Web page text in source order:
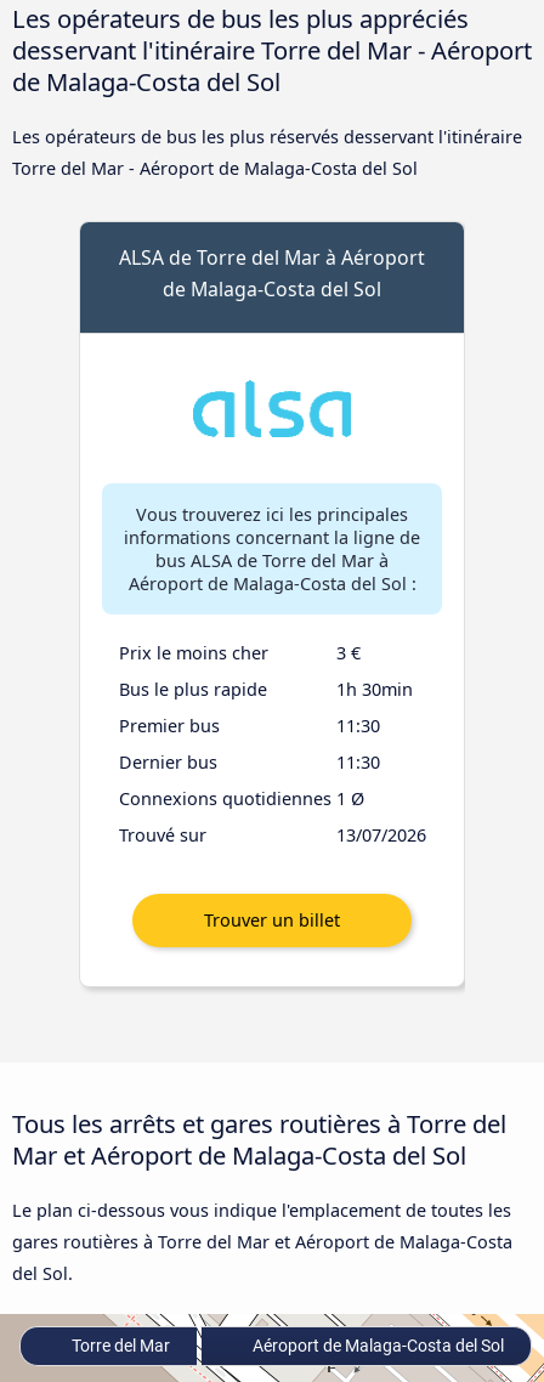
Les opérateurs de bus les plus appréciés
desservant l'itinéraire Torre del Mar - Aéroport
de Malaga-Costa del Sol
Les opérateurs de bus les plus réservés desservant l'itinéraire
Torre del Mar - Aéroport de Malaga-Costa del Sol
ALSA de Torre del Mar à Aéroport
de Malaga-Costa del Sol
Vous trouverez ici les principales
informations concernant la ligne de
bus ALSA de Torre del Mar à
Aéroport de Malaga-Costa del Sol :
Prix le moins cher
3 €
Bus le plus rapide
1h 30min
Premier bus
11:30
Dernier bus
11:30
Connexions quotidiennes 1 Ø
Trouvé sur
13/07/2026
Tous les arrêts et gares routières à Torre del
Mar et Aéroport de Malaga-Costa del Sol
Le plan ci-dessous vous indique l'emplacement de toutes les
gares routières à Torre del Mar et Aéroport de Malaga-Costa
del Sol.
Torre del Mar Aéroport de Malaga-Costa del Sol